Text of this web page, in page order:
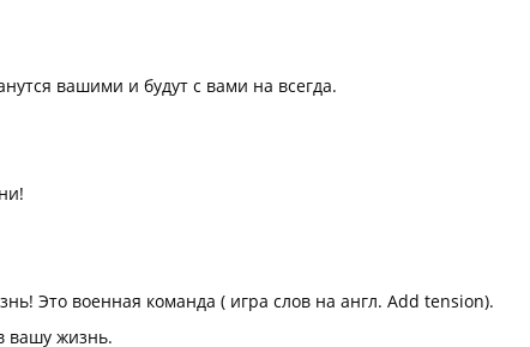
вашими и будут с вами на всегда.
Это военная команда ( игра слов на англ. Add tension).
вашу жизнь.